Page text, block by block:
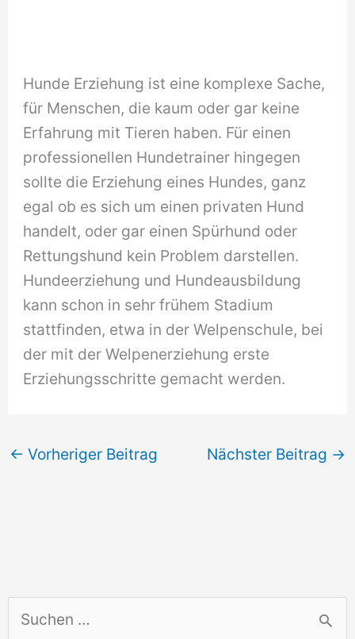
Hunde Erziehung ist eine komplexe Sache,
für Menschen, die kaum oder gar keine
Erfahrung mit Tieren haben. Für einen
professionellen Hundetrainer hingegen
sollte die Erziehung eines Hundes, ganz
egal ob es sich um einen privaten Hund
handelt, oder gar einen Spürhund oder
Rettungshund kein Problem darstellen.
Hundeerziehung und Hundeausbildung
kann schon in sehr frühem Stadium
stattfinden, etwa in der Welpenschule, bei
der mit der Welpenerziehung erste
Erziehungsschritte gemacht werden.
← Vorheriger Beitrag Nächster Beitrag →